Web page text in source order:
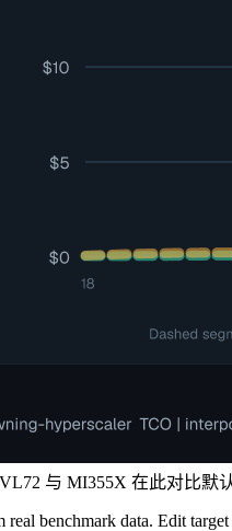
与 MI355X 在此对比默
real benchmark data. Edit